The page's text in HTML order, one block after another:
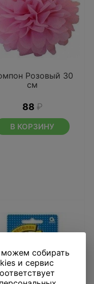
Розовый 30
см
88 ₽
В КОРЗИНУ
собирать
и сервис